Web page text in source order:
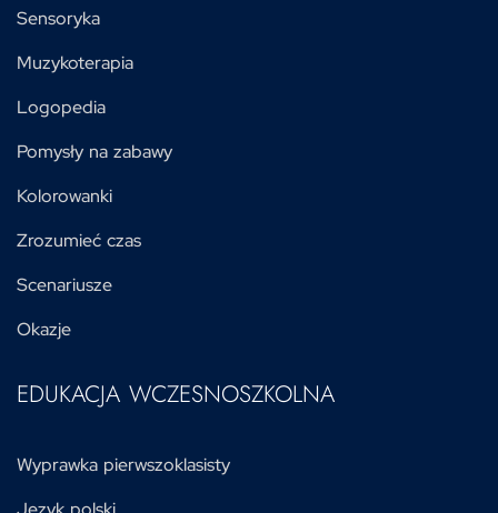
Sensoryka
Muzykoterapia
Logopedia
Pomysły na zabawy
Kolorowanki
Zrozumieć czas
Scenariusze
Okazje
EDUKACJA WCZESNOSZKOLNA
Wyprawka pierwszoklasisty